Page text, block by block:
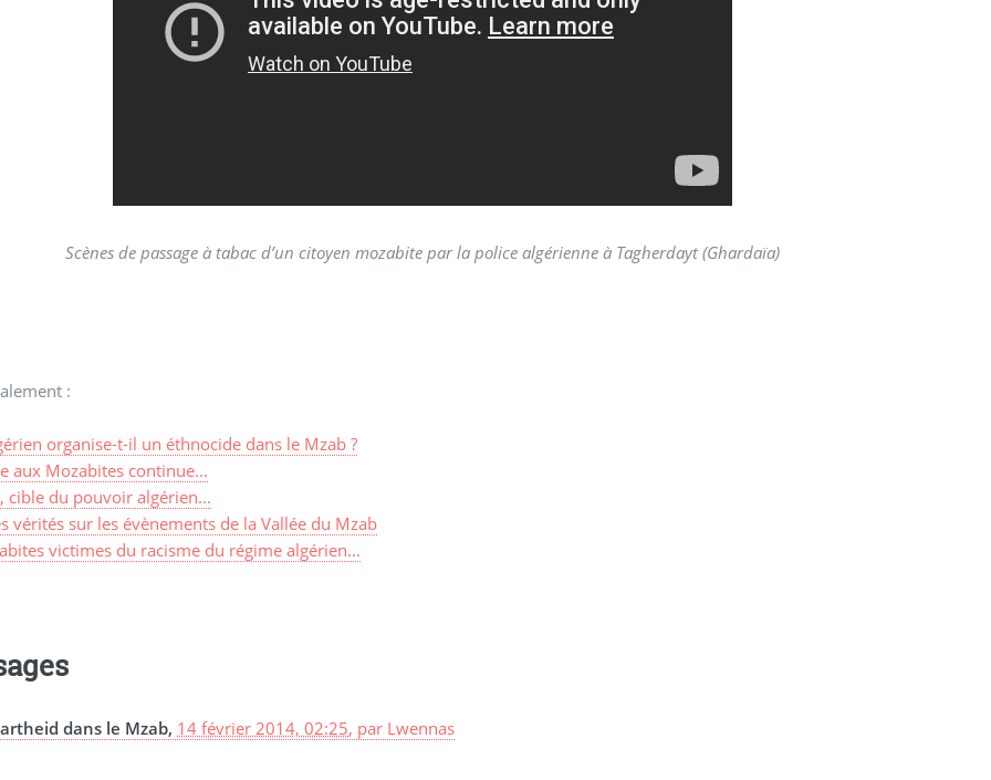
Scènes de passage à tabac d’un citoyen mozabite par la police algérienne à Tagherdayt (Ghardaïa)
:
organise-t-il un éthnocide dans le Mzab ?
aux Mozabites continue...
cible du pouvoir algérien...
vérités sur les évènements de la Vallée du Mzab
victimes du racisme du régime algérien...
dans le Mzab, 14 février 2014, 02:25, par Lwennas